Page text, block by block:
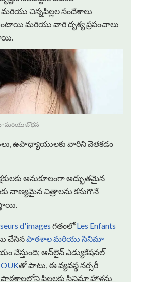
చిన్నపిల్లల సందేశాలు
మరియు వారి దృశ్య ప్రపంచాలు
మరియు బోధన
ఉపాధ్యాయులకు వారిని వెతకడం
అనుకూలంగా అద్భుతమైన
నాణ్యమైన చిత్రాలను కనుగొనే
d'images గతంలోLes Enfants
చేసినపాఠశాల మరియు సినిమా
చేస్తుంది; ఆన్‌లైన్ ఎడ్యుకేషనల్
తో పాటు, ఈ వ్యవస్థ నర్సరీ
పిల్లలకు సినిమా హాళ్లను